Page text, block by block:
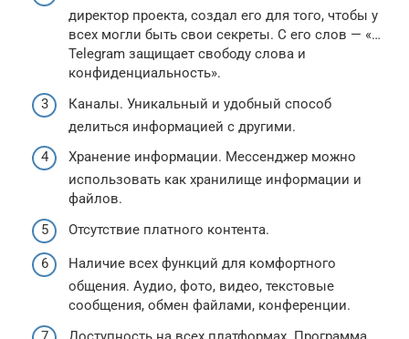
директор проекта, создал его для того, чтобы у
всех могли быть свои секреты. С его слов — «…
Telegram защищает свободу слова и
конфиденциальность».
Каналы. Уникальный и удобный способ
делиться информацией с другими.
Хранение информации. Мессенджер можно
использовать как хранилище информации и
файлов.
Отсутствие платного контента.
Наличие всех функций для комфортного
общения. Аудио, фото, видео, текстовые
сообщения, обмен файлами, конференции.